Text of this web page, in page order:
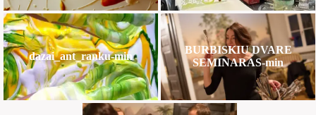
dazai_ant_ranku-min
BURBISKIU DVARE
SEMINARAS-min